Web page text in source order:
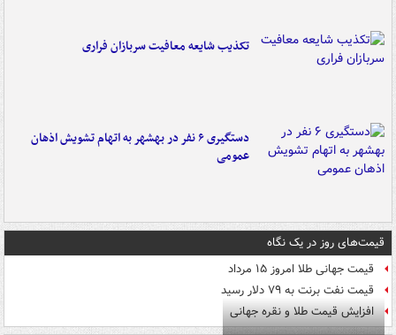
تکذیب شایعه معافیت سربازان فراری
دستگیری ۶ نفر در بهشهر به اتهام تشویش اذهان
عمومی
قیمت‌های روز در یک نگاه
قیمت جهانی طلا امروز ۱۵ مرداد
قیمت نفت برنت به ۷۹ دلار رسید
افزایش قیمت طلا و نقره جهانی